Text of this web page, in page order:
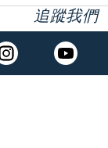
追蹤我們